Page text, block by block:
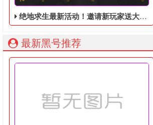
绝地求生最新活动！邀请新玩家送大吉大利黑T！
最新黑号推荐